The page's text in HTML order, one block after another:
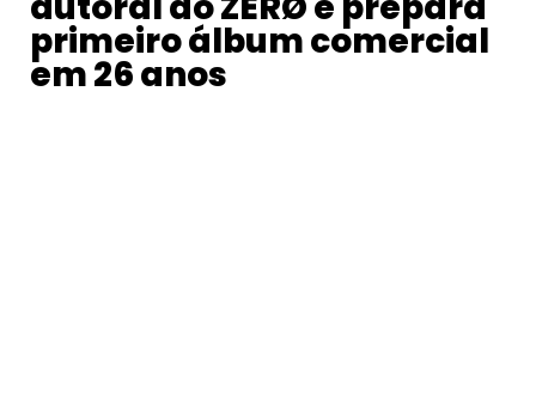
primeiro álbum comercial
em 26 anos